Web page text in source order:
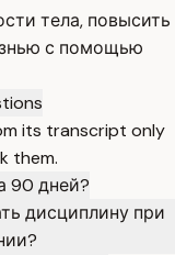
тела, повысить
с помощью
its transcript only
them.
90 дней?
дисциплину при